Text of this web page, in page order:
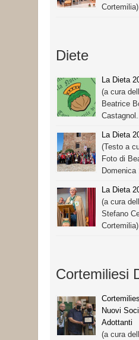
Diete
La Dieta
(a cura
Beatrice
Castagnol...
La Dieta
(Testo a
Foto di
Domenica
La Dieta
(a cura
Stefano
Cortemilia)
Cortemiliesi
Nuovi
Adottanti
(a cura